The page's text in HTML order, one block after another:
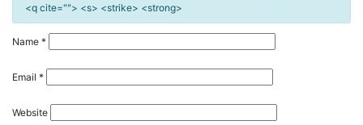
<q cite=""> <s> <strike> <strong>
Name *
Email *
Website